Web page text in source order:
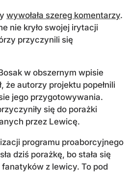
wywołała szereg komentarzy.
nie kryło swojej irytacji
przyczynili się
w obszernym wpisie
że autorzy projektu popełnili
jego przygotowywania.
się do porażki
przez Lewicę.
programu proaborcyjnego
dziś porażkę, bo stała się
fanatyków z lewicy. To pod